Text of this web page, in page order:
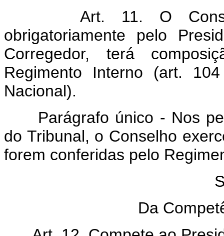
Art. 11. O
obrigatoriamente pelo
Corregedor, terá
Regimento Interno (art.
Nacional).
Parágrafo único - Nos
do Tribunal, o Conselho
forem conferidas pelo
Da